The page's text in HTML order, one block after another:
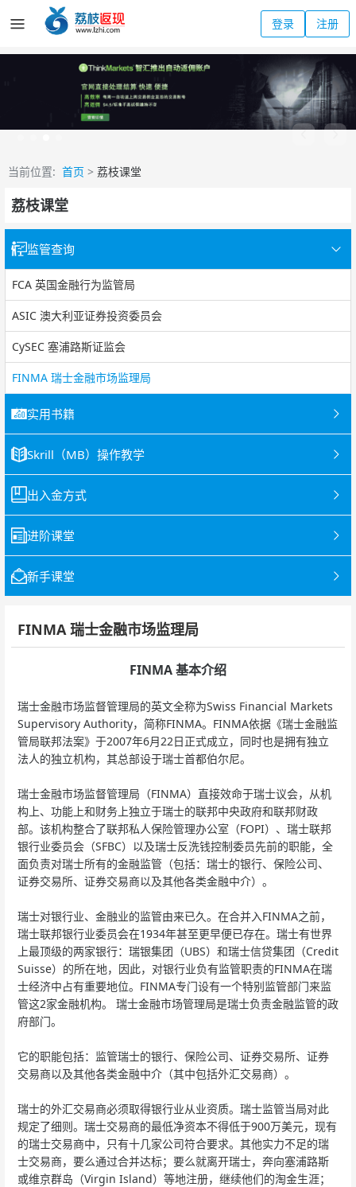
登录 注册
当前位置: 首页 > 荔枝课堂
荔枝课堂
监管查询
FCA 英国金融行为监管局
ASIC 澳大利亚证券投资委员会
CySEC 塞浦路斯证监会
FINMA 瑞士金融市场监理局
实用书籍
Skrill（MB）操作教学
出入金方式
进阶课堂
新手课堂
FINMA 瑞士金融市场监理局
FINMA 基本介绍
瑞士金融市场监督管理局的英文全称为Swiss Financial Markets
Supervisory Authority，简称FINMA。FINMA依据《瑞士金融监
管局联邦法案》于2007年6月22日正式成立，同时也是拥有独立
法人的独立机构，其总部设于瑞士首都伯尔尼。
瑞士金融市场监督管理局（FINMA）直接效命于瑞士议会，从机
构上、功能上和财务上独立于瑞士的联邦中央政府和联邦财政
部。该机构整合了联邦私人保险管理办公室（FOPI）、瑞士联邦
银行业委员会（SFBC）以及瑞士反洗钱控制委员先前的职能，全
面负责对瑞士所有的金融监管（包括：瑞士的银行、保险公司、
证券交易所、证券交易商以及其他各类金融中介）。
瑞士对银行业、金融业的监管由来已久。在合并入FINMA之前，
瑞士联邦银行业委员会在1934年甚至更早便已存在。瑞士有世界
上最顶级的两家银行：瑞银集团（UBS）和瑞士信贷集团（Credit
Suisse）的所在地，因此，对银行业负有监管职责的FINMA在瑞
士经济中占有重要地位。FINMA专门设有一个特别监管部门来监
管这2家金融机构。 瑞士金融市场管理局是瑞士负责金融监管的政
府部门。
它的职能包括：监管瑞士的银行、保险公司、证券交易所、证券
交易商以及其他各类金融中介（其中包括外汇交易商）。
瑞士的外汇交易商必须取得银行业从业资质。瑞士监管当局对此
规定了细则。瑞士交易商的最低净资本不得低于900万美元，现有
的瑞士交易商中，只有十几家公司符合要求。其他实力不足的瑞
士交易商，要么通过合并达标；要么就离开瑞士，奔向塞浦路斯
或维京群岛（Virgin Island）等地注册，继续他们的淘金生涯；